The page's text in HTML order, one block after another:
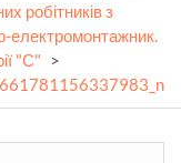
робітників з
електромонтажник.
"С" >